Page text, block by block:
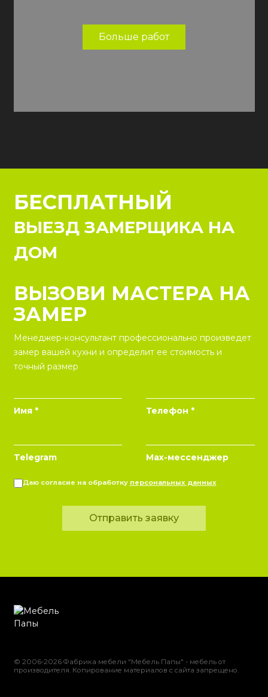
Больше работ
БЕСПЛАТНЫЙ
ВЫЕЗД ЗАМЕРЩИКА НА
ДОМ
ВЫЗОВИ МАСТЕРА НА
ЗАМЕР
Менеджер-консультант профессионально произведет
замер вашей кухни и определит ее стоимость и
точный размер
Имя * Телефон *
Telegram Max-мессенджер
Даю согласие на обработку персональных данных
Отправить заявку
© 2006-2026 Фабрика мебели "Мебель Папы" - мебель от
производителя. Копирование материалов с сайта запрещено.